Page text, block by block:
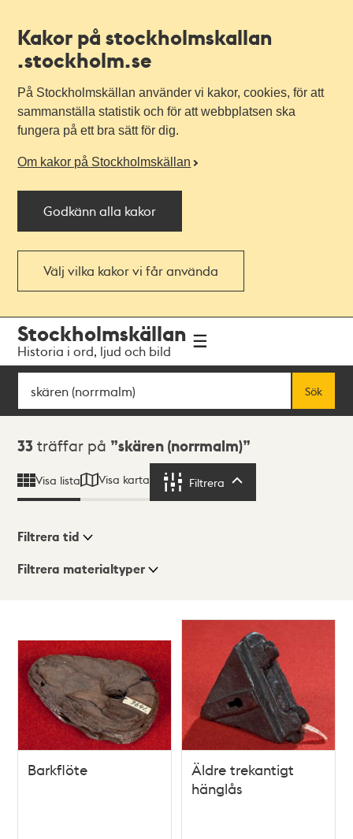
Kakor på stockholmskallan
.stockholm.se
På Stockholmskällan använder vi kakor, cookies, för att
sammanställa statistik och för att webbplatsen ska
fungera på ett bra sätt för dig.
Om kakor på Stockholmskällan
Godkänn alla kakor
Välj vilka kakor vi får använda
navigationen
huvudinnehållet
Stockholmskällan
Historia i ord, ljud och bild
Sök
Sök
Sökresultat
33 träffar på skären (norrmalm)
Visa lista Visa karta Filtrera
Visningsläge
Lista
Karta
Filtrera tid
Filtrera materialtyper
Barkflöte
Äldre trekantigt
hänglås